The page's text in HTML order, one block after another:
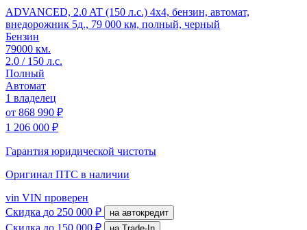
ADVANCED, 2.0 AT (150 л.с.) 4x4, бензин, автомат,
внедорожник 5д., 79 000 км, полный, черный
Бензин
79000 км.
2.0 / 150 л.с.
Полный
Автомат
1 владелец
от 868 990 ₽
1 206 000 ₽
Гарантия юридической чистоты
Оригинал ПТС в наличии
vin VIN проверен
Скидка до 250 000 ₽ на автокредит
Скидка до 150 000 ₽